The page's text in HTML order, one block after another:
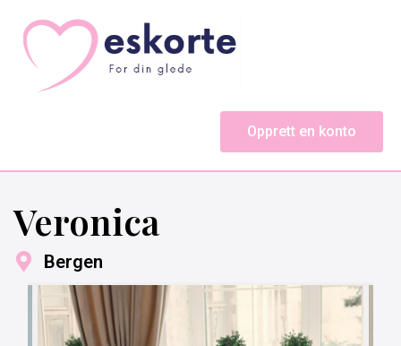
Opprett en konto
Veronica
Bergen